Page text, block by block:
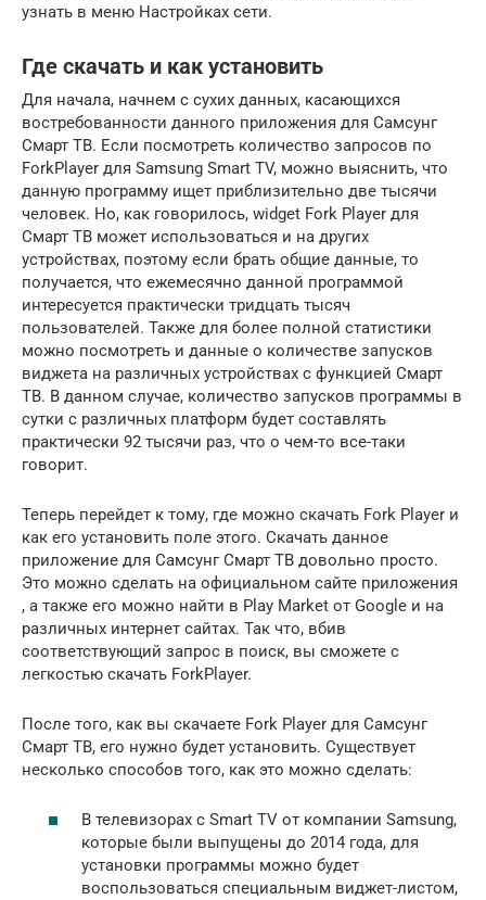
узнать в меню Настройках сети.
Где скачать и как установить
Для начала, начнем с сухих данных, касающихся
востребованности данного приложения для Самсунг
Смарт ТВ. Если посмотреть количество запросов по
ForkPlayer для Samsung Smart TV, можно выяснить, что
данную программу ищет приблизительно две тысячи
человек. Но, как говорилось, widget Fork Player для
Смарт ТВ может использоваться и на других
устройствах, поэтому если брать общие данные, то
получается, что ежемесячно данной программой
интересуется практически тридцать тысяч
пользователей. Также для более полной статистики
можно посмотреть и данные о количестве запусков
виджета на различных устройствах с функцией Смарт
ТВ. В данном случае, количество запусков программы в
сутки с различных платформ будет составлять
практически 92 тысячи раз, что о чем-то все-таки
говорит.
Теперь перейдет к тому, где можно скачать Fork Player и
как его установить поле этого. Скачать данное
приложение для Самсунг Смарт ТВ довольно просто.
Это можно сделать на официальном сайте приложения
, а также его можно найти в Play Market от Google и на
различных интернет сайтах. Так что, вбив
соответствующий запрос в поиск, вы сможете с
легкостью скачать ForkPlayer.
После того, как вы скачаете Fork Player для Самсунг
Смарт ТВ, его нужно будет установить. Существует
несколько способов того, как это можно сделать:
В телевизорах с Smart TV от компании Samsung,
которые были выпущены до 2014 года, для
установки программы можно будет
воспользоваться специальным виджет-листом,